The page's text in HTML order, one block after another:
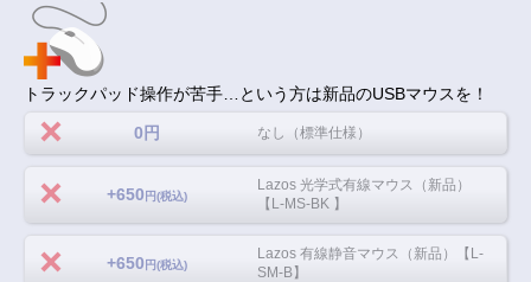
トラックパッド操作が苦手…という方は新品のUSBマウスを！
0円 なし（標準仕様）
+650 円(税込)
Lazos 光学式有線マウス（新品）
【L-MS-BK 】
+650 円(税込)
Lazos 有線静音マウス（新品）【L-
SM-B】